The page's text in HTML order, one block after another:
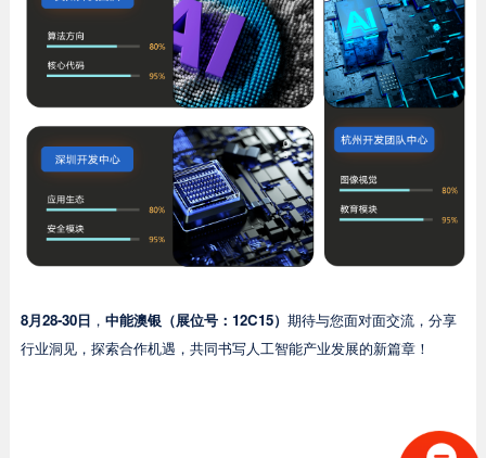
8月28-30日 ， 中能澳银（展位号：12C15） 期待与您面对面交流，分享
行业洞见，探索合作机遇，共同书写人工智能产业发展的新篇章！